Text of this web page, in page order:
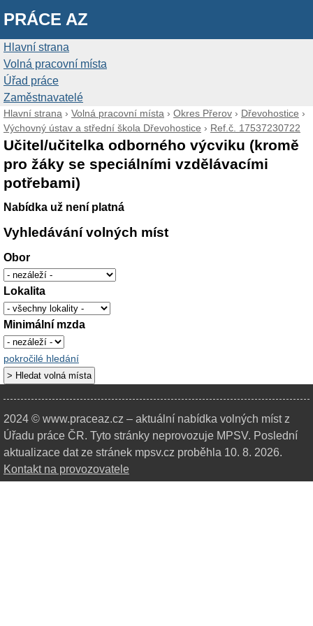
PRÁCE AZ
Hlavní strana
Volná pracovní místa
Úřad práce
Zaměstnavatelé
Hlavní strana › Volná pracovní místa › Okres Přerov › Dřevohostice ›
Výchovný ústav a střední škola Dřevohostice › Ref.č. 17537230722
Učitel/učitelka odborného výcviku (kromě
pro žáky se speciálními vzdělávacími
potřebami)
Nabídka už není platná
Vyhledávání volných míst
Obor
Lokalita
Minimální mzda
pokročilé hledání
2024 © www.praceaz.cz – aktuální nabídka volných míst z
Úřadu práce ČR. Tyto stránky neprovozuje MPSV. Poslední
aktualizace dat ze stránek mpsv.cz proběhla 10. 8. 2026.
Kontakt na provozovatele